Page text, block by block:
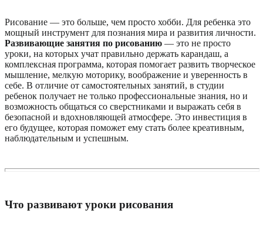
Рисование — это больше, чем просто хобби. Для ребенка это
мощный инструмент для познания мира и развития личности.
Развивающие занятия по рисованию — это не просто
уроки, на которых учат правильно держать карандаш, а
комплексная программа, которая помогает развить творческое
мышление, мелкую моторику, воображение и уверенность в
себе. В отличие от самостоятельных занятий, в студии
ребенок получает не только профессиональные знания, но и
возможность общаться со сверстниками и выражать себя в
безопасной и вдохновляющей атмосфере. Это инвестиция в
его будущее, которая поможет ему стать более креативным,
наблюдательным и успешным.
Что развивают уроки рисования